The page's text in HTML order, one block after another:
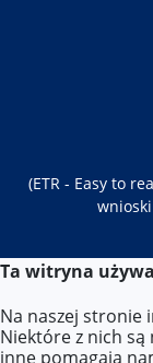
(ETR - Easy to
Ta witryna
Na naszej stronie
Niektóre z nich
inne pomagają